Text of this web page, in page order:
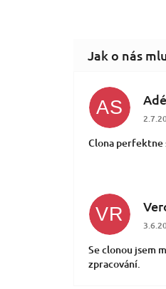
AS
Clona perfektne
VR
Se clonou jsem
zpracování.